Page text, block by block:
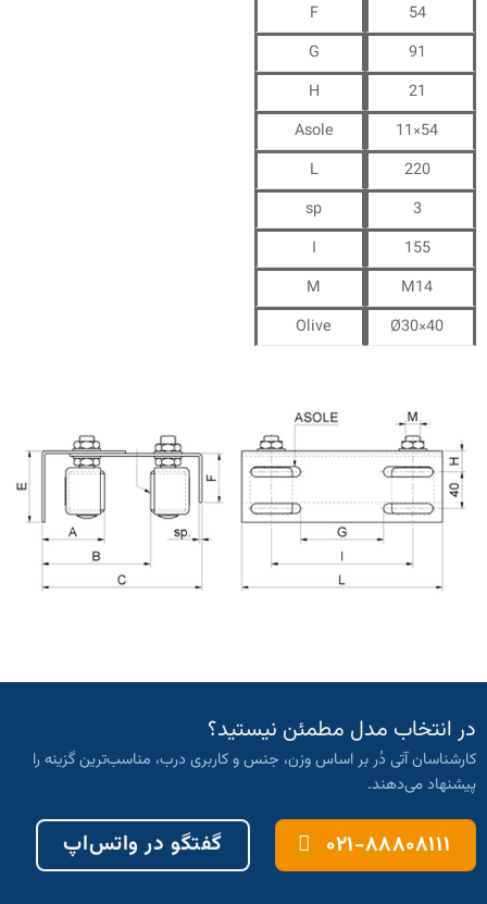
F
54
G
91
H
21
Asole
11×54
L
220
sp
3
155
M
M14
Olive
Ø30×40
در انتخاب مدل مطمئن نیستید؟
کارشناسان آتی دُر بر اساس وزن، جنس و کاربری درب، مناسب‌ترین گزینه را
پیشنهاد می‌دهند.
۰۲۱-۸۸۸۰۸۱۱۱ گفتگو در واتس‌اپ